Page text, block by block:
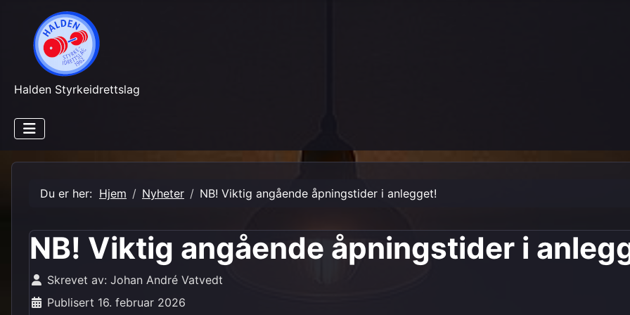
Halden Styrkeidrettslag
Du er her: Hjem Nyheter NB! Viktig angående åpningstider i anlegget!
NB! Viktig angående åpningstider i
Skrevet av: Johan André Vatvedt
Publisert 16. februar 2026